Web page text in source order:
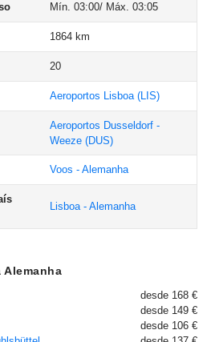
Mín. 03:00/ Máx. 03:05
1864 km
20
Aeroportos Lisboa(LIS)
Aeroportos Dusseldorf -
Weeze (DUS)
Voos - Alemanha
Lisboa - Alemanha
Alemanha
desde 168 €
desde 149 €
desde 106 €